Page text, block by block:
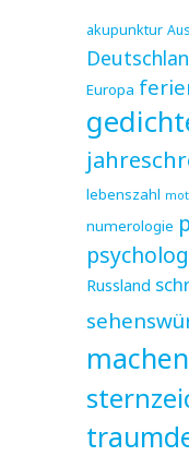
akupunktur
Europa
lebenszahl
numerologie
Russland
machen